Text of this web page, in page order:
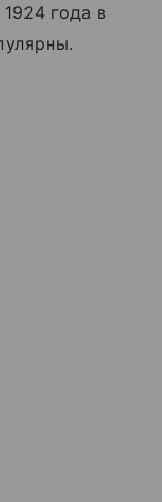
года в